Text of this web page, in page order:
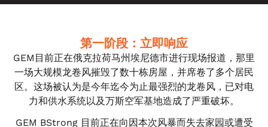
第一阶段：立即响应
GEM目前正在俄克拉荷马州埃尼德市进行现场报道，那里
一场大规模龙卷风摧毁了数十栋房屋，并席卷了多个居民
区。这场被认为是今年迄今为止最强烈的龙卷风，已对电
力和供水系统以及万斯空军基地造成了严重破坏。
GEM BStrong 目前正在向因本次风暴而失去家园或遭受